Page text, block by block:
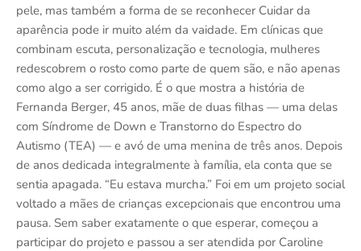
pele, mas também a forma de se reconhecer Cuidar da
aparência pode ir muito além da vaidade. Em clínicas que
combinam escuta, personalização e tecnologia, mulheres
redescobrem o rosto como parte de quem são, e não apenas
como algo a ser corrigido. É o que mostra a história de
Fernanda Berger, 45 anos, mãe de duas filhas — uma delas
com Síndrome de Down e Transtorno do Espectro do
Autismo (TEA) — e avó de uma menina de três anos. Depois
de anos dedicada integralmente à família, ela conta que se
sentia apagada. “Eu estava murcha.” Foi em um projeto social
voltado a mães de crianças excepcionais que encontrou uma
pausa. Sem saber exatamente o que esperar, começou a
participar do projeto e passou a ser atendida por Caroline